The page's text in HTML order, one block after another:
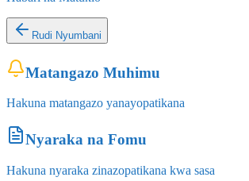
Rudi Nyumbani
Matangazo Muhimu
Hakuna matangazo yanayopatikana
Nyaraka na Fomu
Hakuna nyaraka zinazopatikana kwa sasa